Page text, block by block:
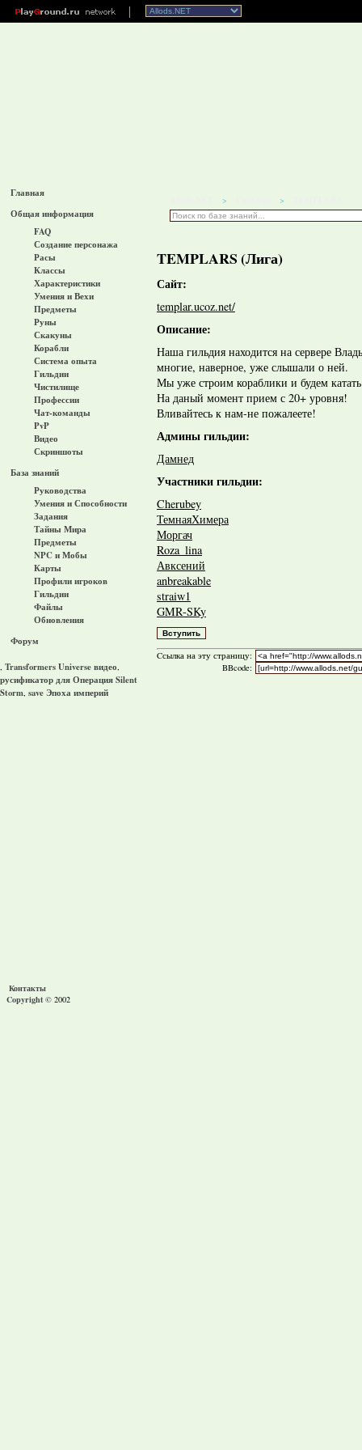
Главная
Общая информация
FAQ
Создание персонажа
Расы
Классы
Характеристики
Умения и Вехи
Предметы
Руны
Скакуны
Корабли
Система опыта
Гильдии
Чистилище
Профессии
Чат-команды
PvP
Видео
Скриншоты
База знаний
Руководства
Умения и Способности
Задания
Тайны Мира
Предметы
NPC и Мобы
Карты
Профили игроков
Гильдии
Файлы
Обновления
Форум
, Transformers Universe видео,
русификатор для Операция Silent
Storm, save Эпоха империй
> >
TEMPLARS (Лига)
Сайт:
templar.ucoz.net/
Описание:
Наша гильдия находится на сервере
многие, наверное, уже слышали о ней.
Мы уже строим кораблики и будем
На даный момент прием с 20+ уровня!
Вливайтесь к нам-не пожалеете!
Админы гильдии:
Дамнед
Участники гильдии:
Cherubey
ТемнаяХимера
Моргач
Roza_lina
Авксений
anbreakable
straiw1
GMR-SKy
Cсылка на эту страницу:
BBcode:
Контакты
Copyright © 2002